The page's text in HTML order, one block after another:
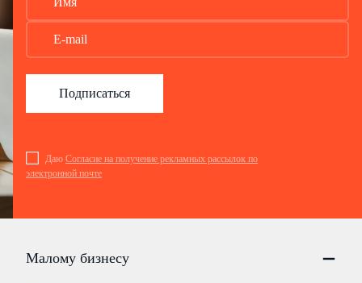
Даю Согласие на получение рекламных рассылок по
электронной почте
Подписаться
Малому бизнесу